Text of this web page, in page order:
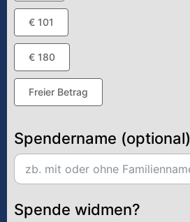
€ 101
€ 180
Freier Betrag
Spendername (optional)
Spende widmen?